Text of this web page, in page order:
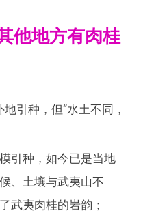
他地方有肉桂
引种，但“水土不同，
引种，如今已是当地
、土壤与武夷山不
武夷肉桂的岩韵；